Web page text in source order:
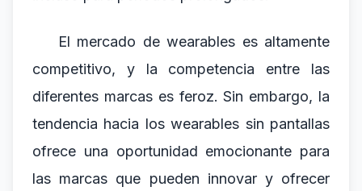
El mercado de wearables es altamente
competitivo, y la competencia entre las
diferentes marcas es feroz. Sin embargo, la
tendencia hacia los wearables sin pantallas
ofrece una oportunidad emocionante para
las marcas que pueden innovar y ofrecer